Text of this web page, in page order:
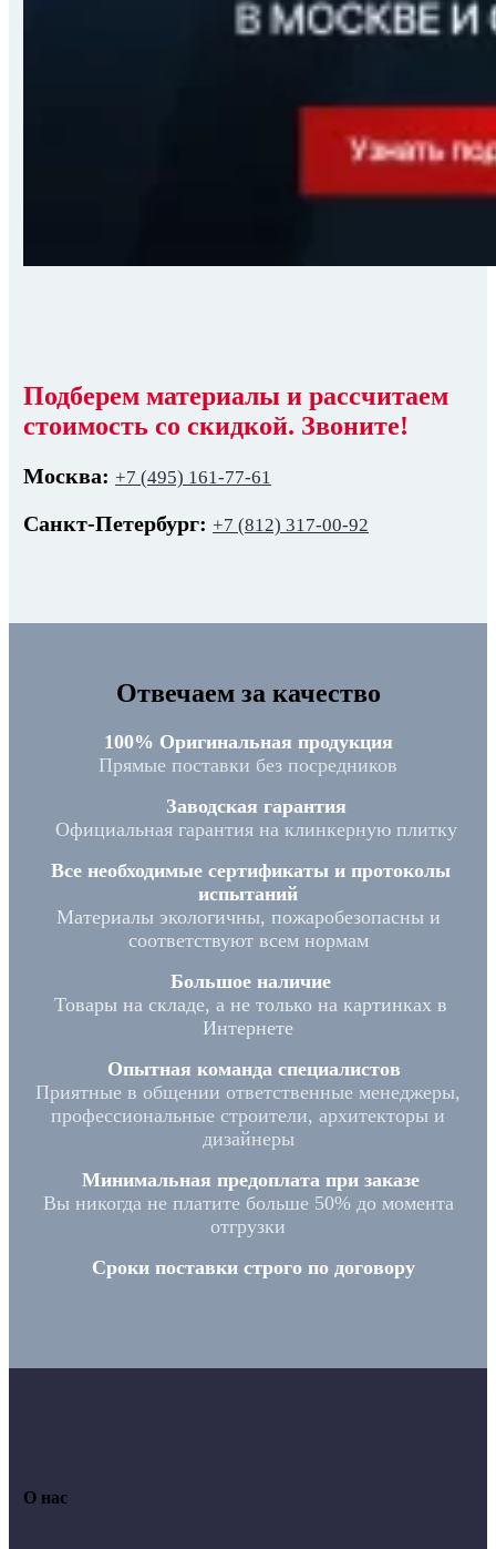
Подберем материалы и рассчитаем
стоимость со скидкой. Звоните!
Москва: +7 (495) 161-77-61
Санкт-Петербург: +7 (812) 317-00-92
Отвечаем за качество
100% Оригинальная продукция
Прямые поставки без посредников
Заводская гарантия
Официальная гарантия на клинкерную плитку
Все необходимые сертификаты и протоколы
испытаний
Материалы экологичны, пожаробезопасны и
соответствуют всем нормам
Большое наличие
Товары на складе, а не только на картинках в
Интернете
Опытная команда специалистов
Приятные в общении ответственные менеджеры,
профессиональные строители, архитекторы и
дизайнеры
Минимальная предоплата при заказе
Вы никогда не платите больше 50% до момента
отгрузки
Сроки поставки строго по договору
О нас